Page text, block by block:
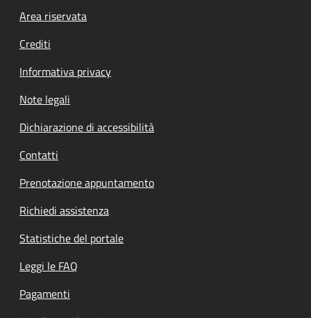
Footer menu
Area riservata
Crediti
Informativa privacy
Note legali
Dichiarazione di accessibilità
Contatti
Prenotazione appuntamento
Richiedi assistenza
Statistiche del portale
Leggi le FAQ
Pagamenti